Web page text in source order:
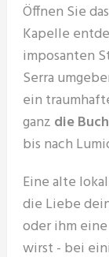
Öffnen Sie
Kapelle
imposanten
Serra
ein
ganz die
bis nach
Eine alte
die Liebe
oder ihm
wirst - bei